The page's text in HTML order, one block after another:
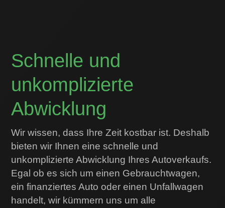
Schnelle und
unkomplizierte
Abwicklung
Wir wissen, dass Ihre Zeit kostbar ist. Deshalb
bieten wir Ihnen eine schnelle und
unkomplizierte Abwicklung Ihres Autoverkaufs.
Egal ob es sich um einen Gebrauchtwagen,
ein finanziertes Auto oder einen Unfallwagen
handelt, wir kümmern uns um alle